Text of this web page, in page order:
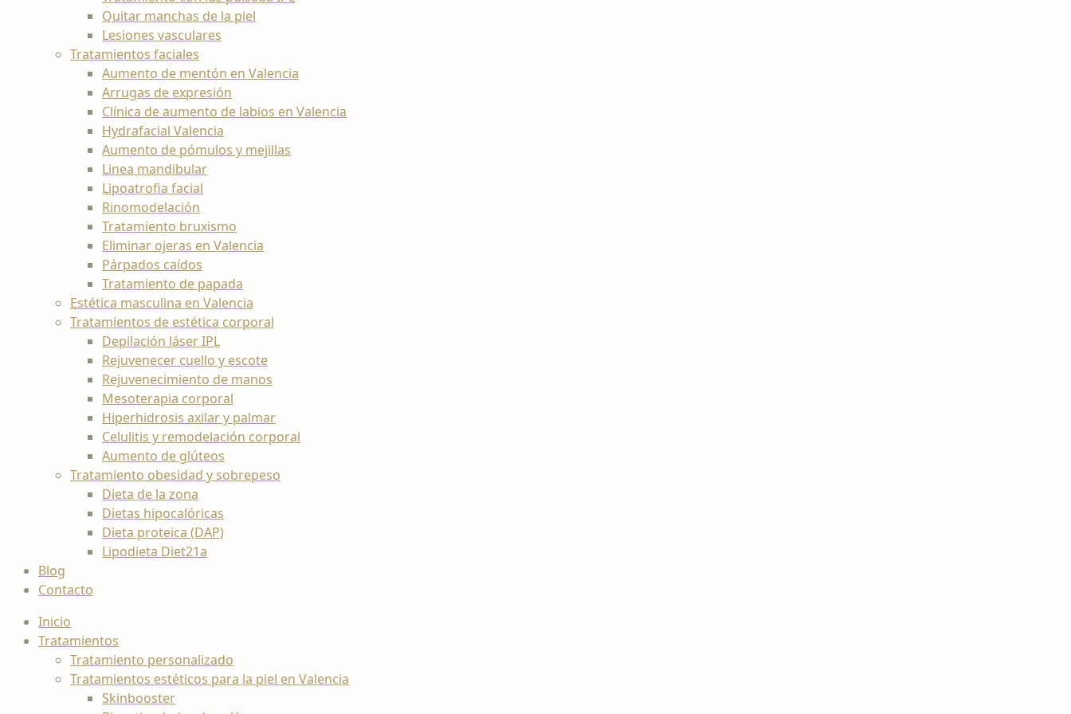
Quitar manchas de la piel
Lesiones vasculares
Tratamientos faciales
Aumento de mentón en Valencia
Arrugas de expresión
Clínica de aumento de labios en Valencia
Hydrafacial Valencia
Aumento de pómulos y mejillas
Linea mandibular
Lipoatrofia facial
Rinomodelación
Tratamiento bruxismo
Eliminar ojeras en Valencia
Párpados caídos
Tratamiento de papada
Estética masculina en Valencia
Tratamientos de estética corporal
Depilación láser IPL
Rejuvenecer cuello y escote
Rejuvenecimiento de manos
Mesoterapia corporal
Hiperhidrosis axilar y palmar
Celulitis y remodelación corporal
Aumento de glúteos
Tratamiento obesidad y sobrepeso
Dieta de la zona
Dietas hipocalóricas
Dieta proteica (DAP)
Lipodieta Diet21a
Blog
Contacto
Inicio
Tratamientos
Tratamiento personalizado
Tratamientos estéticos para la piel en Valencia
Skinbooster